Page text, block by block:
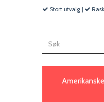
Stort utvalg |